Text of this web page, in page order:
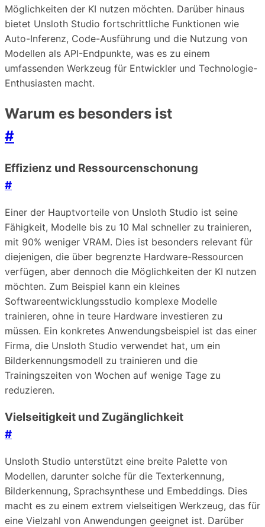
Möglichkeiten der KI nutzen möchten. Darüber hinaus
bietet Unsloth Studio fortschrittliche Funktionen wie
Auto-Inferenz, Code-Ausführung und die Nutzung von
Modellen als API-Endpunkte, was es zu einem
umfassenden Werkzeug für Entwickler und Technologie-
Enthusiasten macht.
Warum es besonders ist
#
Effizienz und Ressourcenschonung
#
Einer der Hauptvorteile von Unsloth Studio ist seine
Fähigkeit, Modelle bis zu 10 Mal schneller zu trainieren,
mit 90% weniger VRAM. Dies ist besonders relevant für
diejenigen, die über begrenzte Hardware-Ressourcen
verfügen, aber dennoch die Möglichkeiten der KI nutzen
möchten. Zum Beispiel kann ein kleines
Softwareentwicklungsstudio komplexe Modelle
trainieren, ohne in teure Hardware investieren zu
müssen. Ein konkretes Anwendungsbeispiel ist das einer
Firma, die Unsloth Studio verwendet hat, um ein
Bilderkennungsmodell zu trainieren und die
Trainingszeiten von Wochen auf wenige Tage zu
reduzieren.
Vielseitigkeit und Zugänglichkeit
#
Unsloth Studio unterstützt eine breite Palette von
Modellen, darunter solche für die Texterkennung,
Bilderkennung, Sprachsynthese und Embeddings. Dies
macht es zu einem extrem vielseitigen Werkzeug, das für
eine Vielzahl von Anwendungen geeignet ist. Darüber